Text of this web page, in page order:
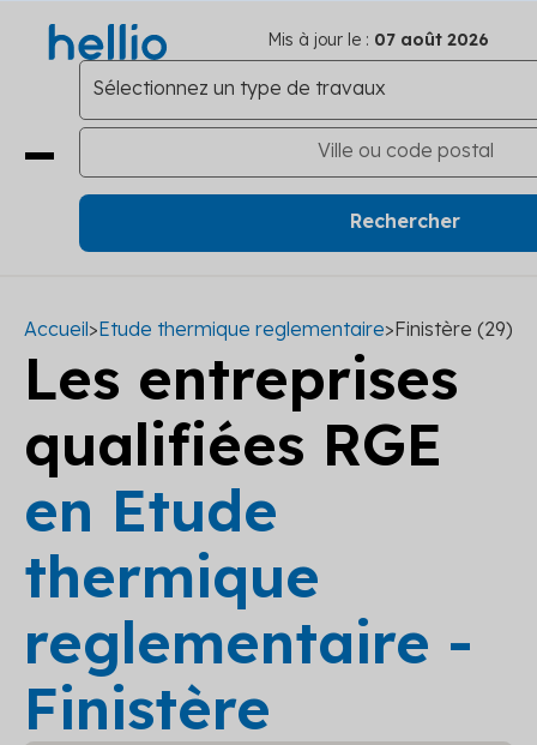
Mis à jour le : 07 août 2026
Accueil>Etude thermique reglementaire>Finistère (29)
Les entreprises
qualifiées RGE
en Etude
thermique
reglementaire -
Finistère